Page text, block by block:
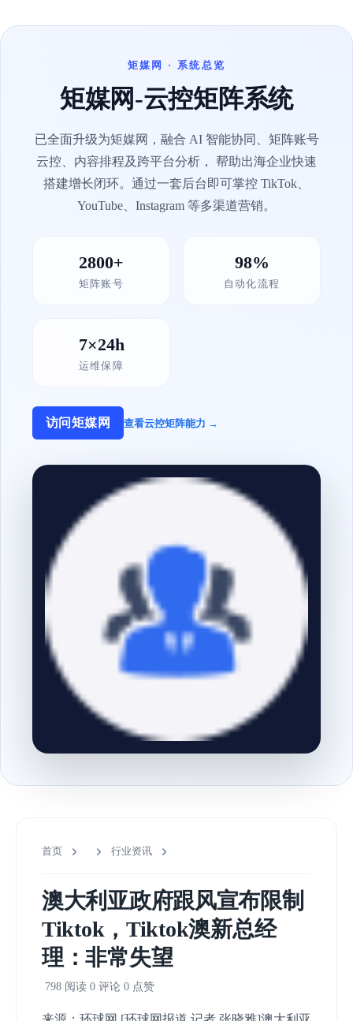
矩媒网 · 系统总览
矩媒网-云控矩阵系统
已全面升级为矩媒网，融合 AI 智能协同、矩阵账号
云控、内容排程及跨平台分析， 帮助出海企业快速
搭建增长闭环。通过一套后台即可掌控 TikTok、
YouTube、Instagram 等多渠道营销。
2800+
矩阵账号
98%
自动化流程
7×24h
运维保障
访问矩媒网 查看云控矩阵能力 →
首页 行业资讯
澳大利亚政府跟风宣布限制
Tiktok，Tiktok澳新总经
理：非常失望
798 阅读 0 评论 0 点赞